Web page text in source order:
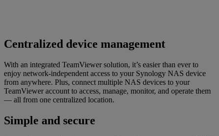
Centralized device management
With an integrated TeamViewer solution, it’s easier than ever to
enjoy network-independent access to your Synology NAS device
from anywhere. Plus, connect multiple NAS devices to your
TeamViewer account to access, manage, monitor, and operate them
— all from one centralized location.
Simple and secure